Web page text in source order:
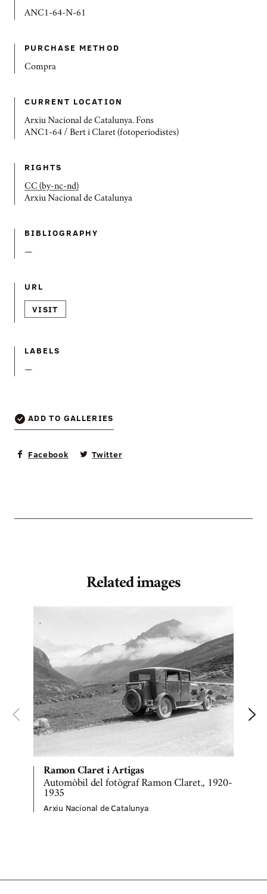
ANC1-64-N-61
PURCHASE METHOD
Compra
CURRENT LOCATION
Arxiu Nacional de Catalunya. Fons
ANC1-64 / Bert i Claret (fotoperiodistes)
RIGHTS
CC (by-nc-nd)
Arxiu Nacional de Catalunya
BIBLIOGRAPHY
—
URL
VISIT
LABELS
—
ADD TO GALLERIES
Facebook Twitter
Related images
Ramon Claret i Artigas
Automòbil del fotògraf Ramon Claret., 1920-
1935
Arxiu Nacional de Catalunya